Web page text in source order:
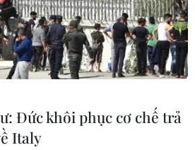
Đức khôi phục cơ chế trả
Italy